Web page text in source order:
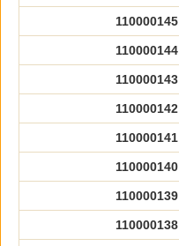
110000145
110000144
110000143
110000142
110000141
110000140
110000139
110000138